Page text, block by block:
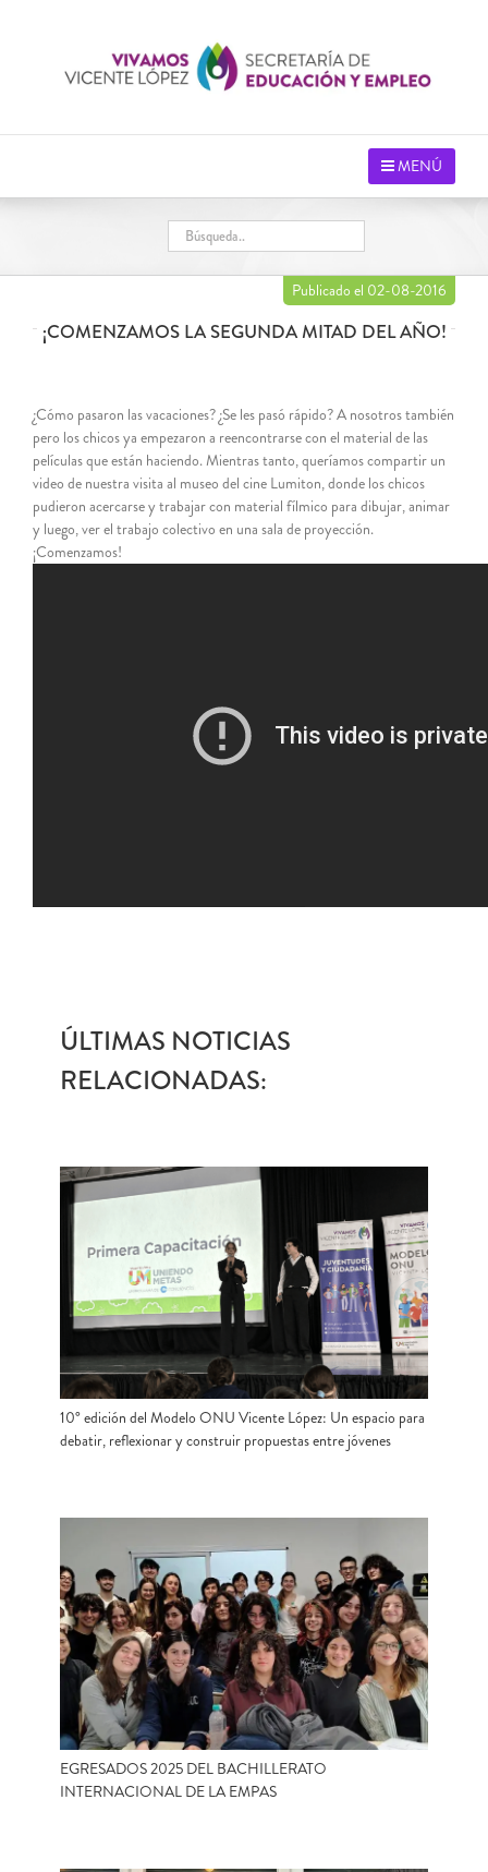
MENÚ
Publicado el 02-08-2016
¡COMENZAMOS LA SEGUNDA MITAD DEL AÑO!
¿Cómo pasaron las vacaciones? ¿Se les pasó rápido? A nosotros también
pero los chicos ya empezaron a reencontrarse con el material de las
películas que están haciendo. Mientras tanto, queríamos compartir un
video de nuestra visita al museo del cine Lumiton, donde los chicos
pudieron acercarse y trabajar con material fílmico para dibujar, animar
y luego, ver el trabajo colectivo en una sala de proyección.
¡Comenzamos!
ÚLTIMAS NOTICIAS
RELACIONADAS:
10° edición del Modelo ONU Vicente López: Un espacio para
debatir, reflexionar y construir propuestas entre jóvenes
EGRESADOS 2025 DEL BACHILLERATO
INTERNACIONAL DE LA EMPAS